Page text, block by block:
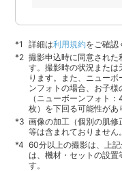
詳細は利用規約をご確認
撮影申込時に同意された
す。撮影時の状況また
ります。また、ニュー
ンフォトの場合、お子
（ニューボーンフォト
枚）を下回る可能性があ
画像の加工（個別の肌
等は含まれておりません。
60分以上の撮影は、上
は、機材・セットの設置
す。